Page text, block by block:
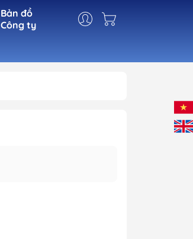
Bản đồ
Công ty